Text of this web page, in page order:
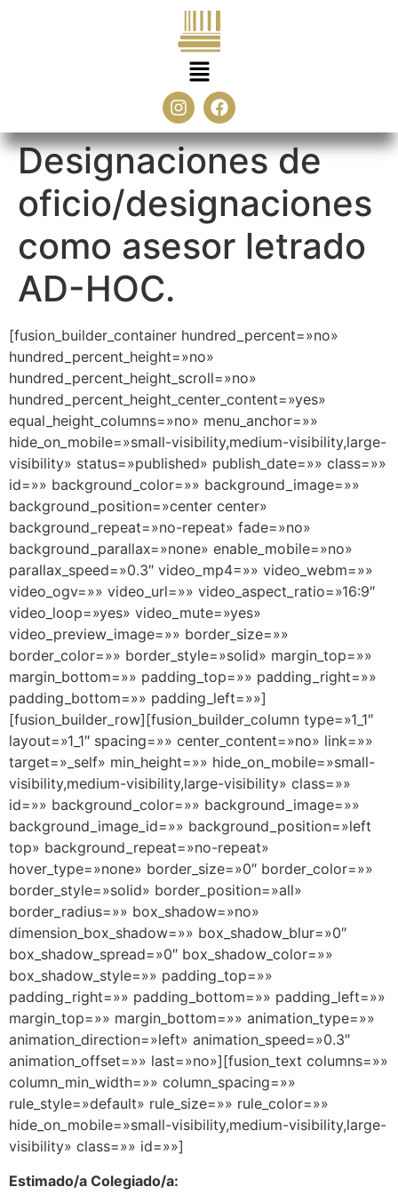
Designaciones de
oficio/designaciones
como asesor letrado
AD-HOC.
[fusion_builder_container hundred_percent=»no»
hundred_percent_height=»no»
hundred_percent_height_scroll=»no»
hundred_percent_height_center_content=»yes»
equal_height_columns=»no» menu_anchor=»»
hide_on_mobile=»small-visibility,medium-visibility,large-
visibility» status=»published» publish_date=»» class=»»
id=»» background_color=»» background_image=»»
background_position=»center center»
background_repeat=»no-repeat» fade=»no»
background_parallax=»none» enable_mobile=»no»
parallax_speed=»0.3″ video_mp4=»» video_webm=»»
video_ogv=»» video_url=»» video_aspect_ratio=»16:9″
video_loop=»yes» video_mute=»yes»
video_preview_image=»» border_size=»»
border_color=»» border_style=»solid» margin_top=»»
margin_bottom=»» padding_top=»» padding_right=»»
padding_bottom=»» padding_left=»»]
[fusion_builder_row][fusion_builder_column type=»1_1″
layout=»1_1″ spacing=»» center_content=»no» link=»»
target=»_self» min_height=»» hide_on_mobile=»small-
visibility,medium-visibility,large-visibility» class=»»
id=»» background_color=»» background_image=»»
background_image_id=»» background_position=»left
top» background_repeat=»no-repeat»
hover_type=»none» border_size=»0″ border_color=»»
border_style=»solid» border_position=»all»
border_radius=»» box_shadow=»no»
dimension_box_shadow=»» box_shadow_blur=»0″
box_shadow_spread=»0″ box_shadow_color=»»
box_shadow_style=»» padding_top=»»
padding_right=»» padding_bottom=»» padding_left=»»
margin_top=»» margin_bottom=»» animation_type=»»
animation_direction=»left» animation_speed=»0.3″
animation_offset=»» last=»no»][fusion_text columns=»»
column_min_width=»» column_spacing=»»
rule_style=»default» rule_size=»» rule_color=»»
hide_on_mobile=»small-visibility,medium-visibility,large-
visibility» class=»» id=»»]
Estimado/a Colegiado/a: